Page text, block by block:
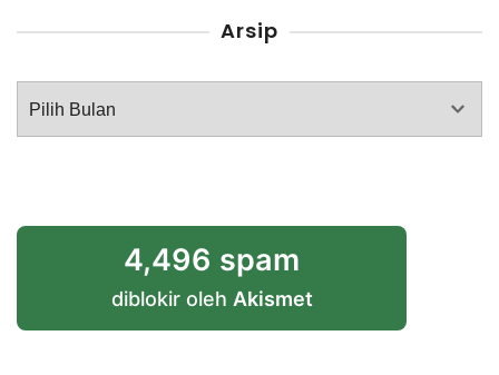
Arsip
Arsip
4,496 spam
diblokir oleh Akismet